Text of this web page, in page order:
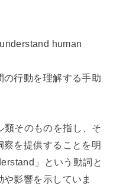
human
の行動を理解する手助
類そのものを指し、そ
を提供することを明
」という動詞と
影響を示していま